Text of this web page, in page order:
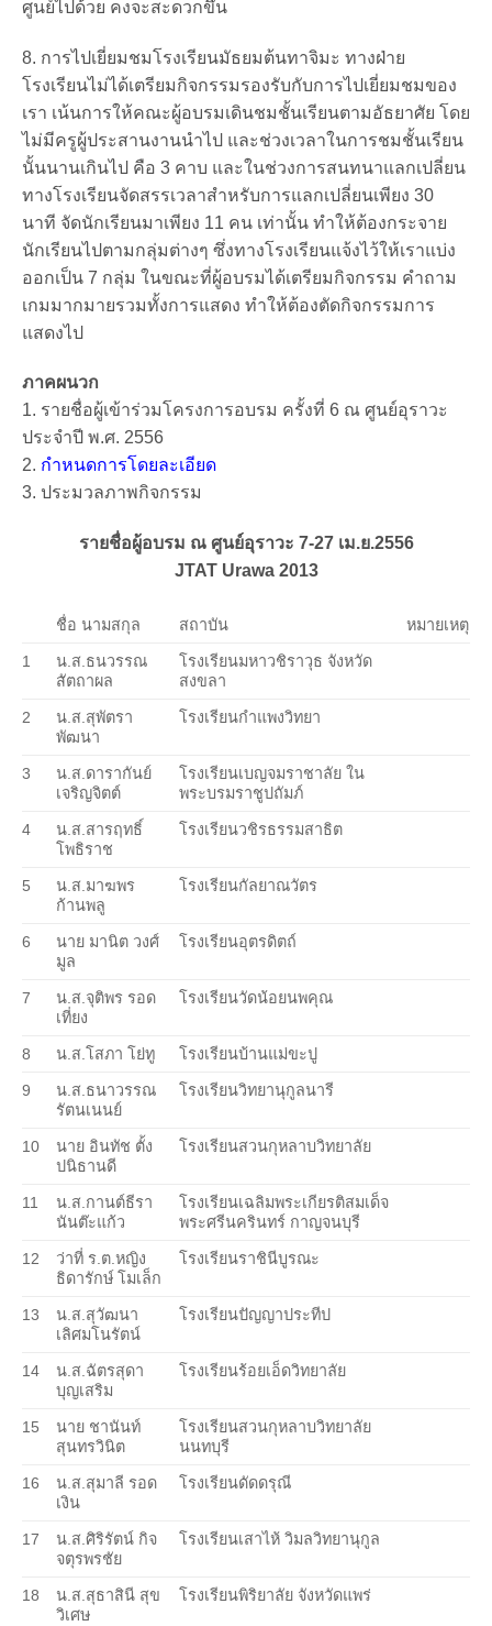
ศูนย์ไปด้วย คงจะสะดวกขึ้น
8. การไปเยี่ยมชมโรงเรียนมัธยมต้นทาจิมะ ทางฝ่าย
โรงเรียนไม่ได้เตรียมกิจกรรมรองรับกับการไปเยี่ยมชมของ
เรา เน้นการให้คณะผู้อบรมเดินชมชั้นเรียนตามอัธยาศัย โดย
ไม่มีครูผู้ประสานงานนำไป และช่วงเวลาในการชมชั้นเรียน
นั้นนานเกินไป คือ 3 คาบ และในช่วงการสนทนาแลกเปลี่ยน
ทางโรงเรียนจัดสรรเวลาสำหรับการแลกเปลี่ยนเพียง 30
นาที จัดนักเรียนมาเพียง 11 คน เท่านั้น ทำให้ต้องกระจาย
นักเรียนไปตามกลุ่มต่างๆ ซึ่งทางโรงเรียนแจ้งไว้ให้เราแบ่ง
ออกเป็น 7 กลุ่ม ในขณะที่ผู้อบรมได้เตรียมกิจกรรม คำถาม
เกมมากมายรวมทั้งการแสดง ทำให้ต้องตัดกิจกรรมการ
แสดงไป
ภาคผนวก
1. รายชื่อผู้เข้าร่วมโครงการอบรม ครั้งที่ 6 ณ ศูนย์อุราวะ
ประจำปี พ.ศ. 2556
2. กำหนดการโดยละเอียด
3. ประมวลภาพกิจกรรม
รายชื่อผู้อบรม ณ ศูนย์อุราวะ 7-27 เม.ย.2556
JTAT Urawa 2013
ชื่อ นามสกุล สถาบัน หมายเหตุ
1
น.ส.ธนวรรณ
สัตถาผล
โรงเรียนมหาวชิราวุธ จังหวัด
สงขลา
2
น.ส.สุพัตรา
พัฒนา
โรงเรียนกำแพงวิทยา
3
น.ส.ดารากันย์
เจริญจิตต์
โรงเรียนเบญจมราชาลัย ใน
พระบรมราชูปถัมภ์
4
น.ส.สารฤทธิ์
โพธิราช
โรงเรียนวชิรธรรมสาธิต
5
น.ส.มาฆพร
ก้านพลู
โรงเรียนกัลยาณวัตร
6
นาย มานิต วงศ์
มูล
โรงเรียนอุตรดิตถ์
7
น.ส.จุติพร รอด
เที่ยง
โรงเรียนวัดน้อยนพคุณ
8 น.ส.โสภา โย่ทู โรงเรียนบ้านแม่ขะปู
9
น.ส.ธนาวรรณ
รัตนเนนย์
โรงเรียนวิทยานุกูลนารี
10
นาย อินทัช ตั้ง
ปนิธานดี
โรงเรียนสวนกุหลาบวิทยาลัย
11
น.ส.กานต์ธีรา
นันต๊ะแก้ว
โรงเรียนเฉลิมพระเกียรติสมเด็จ
พระศรีนครินทร์ กาญจนบุรี
12
ว่าที่ ร.ต.หญิง
ธิดารักษ์ โมเล็ก
โรงเรียนราชินีบูรณะ
13
น.ส.สุวัฒนา
เลิศมโนรัตน์
โรงเรียนปัญญาประทีป
14
น.ส.ฉัตรสุดา
บุญเสริม
โรงเรียนร้อยเอ็ดวิทยาลัย
15
นาย ชานันท์
สุนทรวินิต
โรงเรียนสวนกุหลาบวิทยาลัย
นนทบุรี
16
น.ส.สุมาลี รอด
เงิน
โรงเรียนดัดดรุณี
17
น.ส.ศิริรัตน์ กิจ
จตุรพรชัย
โรงเรียนเสาไห้ วิมลวิทยานุกูล
18
น.ส.สุธาสินี สุข
วิเศษ
โรงเรียนพิริยาลัย จังหวัดแพร่